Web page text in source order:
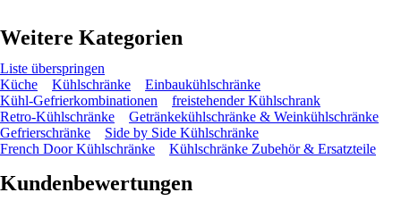
Weitere Kategorien
Liste überspringen
Küche
Kühlschränke
Einbaukühlschränke
Kühl-Gefrierkombinationen
freistehender Kühlschrank
Retro-Kühlschränke
Getränkekühlschränke & Weinkühlschränke
Gefrierschränke
Side by Side Kühlschränke
French Door Kühlschränke
Kühlschränke Zubehör & Ersatzteile
Kundenbewertungen